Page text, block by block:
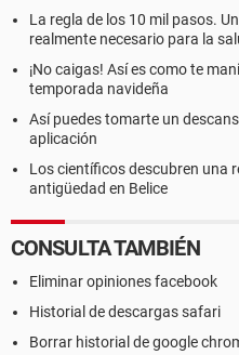
La regla de los 10 mil pasos.
realmente necesario para la
¡No caigas! Así es como te
temporada navideña
Así puedes tomarte un
aplicación
Los científicos descubren una
antigüedad en Belice
CONSULTA TAMBIÉN
Eliminar opiniones facebook
Historial de descargas safari
Borrar historial de google